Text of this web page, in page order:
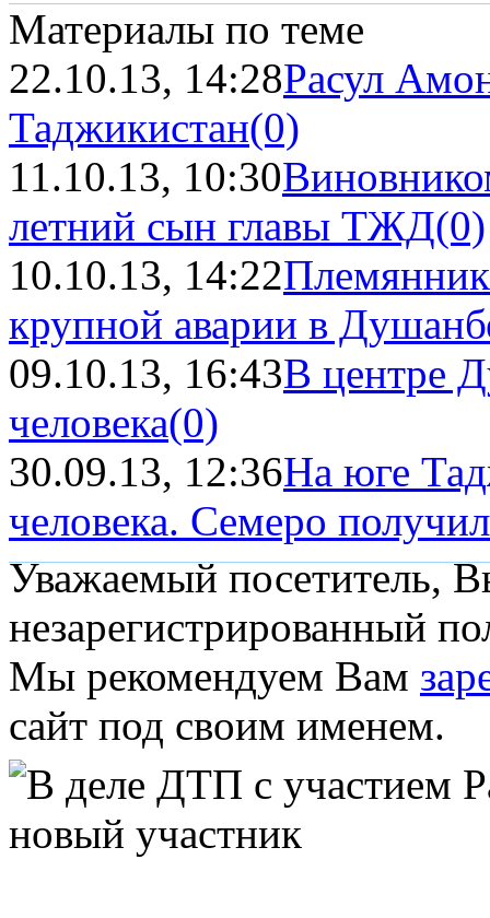
Материалы по теме
22.10.13, 14:28Расул
Таджикистан(0)
11.10.13, 10:30
летний сын главы ТЖД(0)
10.10.13, 14:22
крупной аварии в
09.10.13, 16:43В центре
человека(0)
30.09.13, 12:36На юге
человека. Семеро
Уважаемый посетитель,
незарегистрированный
Мы рекомендуем Вам
сайт под своим именем.